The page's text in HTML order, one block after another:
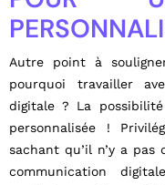
Autre point à
pourquoi travailler
digitale ? La
personnalisée !
sachant qu’il n’y a
communication